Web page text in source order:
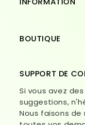
BOUTIQUE
SUPPORT DE
Si vous avez
suggestions,
Nous faisons